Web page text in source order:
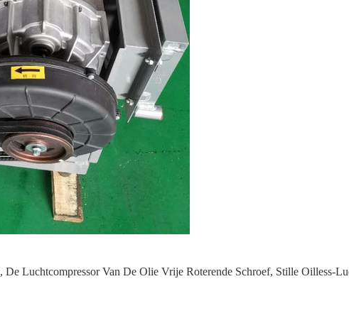
, De Luchtcompressor Van De Olie Vrije Roterende Schroef, Stille Oilless-